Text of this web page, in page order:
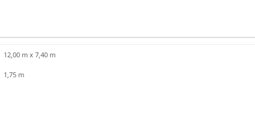
12,00 m x 7,40 m
1,75 m